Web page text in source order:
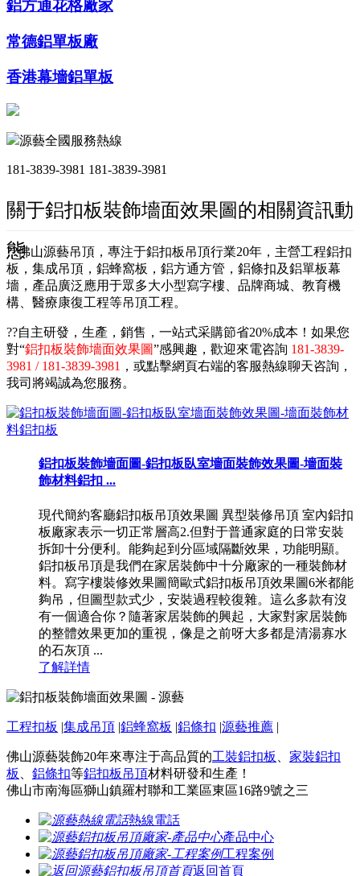
鋁方通花格廠家
常德鋁單板廠
香港幕墻鋁單板
源藝全國服務熱線
181-3839-3981 181-3839-3981
關于鋁扣板裝飾墻面效果圖的相關資訊動
態
??佛山源藝吊頂，專注于鋁扣板吊頂行業20年，主營工程鋁扣
板，集成吊頂，鋁蜂窩板，鋁方通方管，鋁條扣及鋁單板幕
墻，產品廣泛應用于眾多大小型寫字樓、品牌商城、教育機
構、醫療康復工程等吊頂工程。
??自主研發，生產，銷售，一站式采購節省20%成本！如果您
對“鋁扣板裝飾墻面效果圖”感興趣，歡迎來電咨詢 181-3839-
3981 / 181-3839-3981 ，或點擊網頁右端的客服熱線聊天咨詢，
我司將竭誠為您服務。
鋁扣板裝飾墻面圖-鋁扣板臥室墻面裝飾效果圖-墻面裝
飾材料鋁扣 ...
現代簡約客廳鋁扣板吊頂效果圖 異型裝修吊頂 室內鋁扣
板廠家表示一切正常層高2.但對于普通家庭的日常安裝
拆卸十分便利。能夠起到分區域隔斷效果，功能明顯。
鋁扣板吊頂是我們在家居裝飾中十分廠家的一種裝飾材
料。寫字樓裝修效果圖簡歐式鋁扣板吊頂效果圖6米都能
夠吊，但圖型款式少，安裝過程較復雜。這么多款有沒
有一個適合你？隨著家居裝飾的興起，大家對家居裝飾
的整體效果更加的重視，像是之前呀大多都是清湯寡水
的石灰頂 ...
了解詳情
工程扣板 |集成吊頂 |鋁蜂窩板 |鋁條扣 |源藝推薦 |
佛山源藝裝飾20年來專注于高品質的工裝鋁扣板
家裝鋁扣
板
鋁條扣等鋁扣板吊頂材料研發和生產！
佛山市南海區獅山鎮羅村聯和工業區東區16路9號之三
熱線電話
產品中心
工程案例
返回首頁